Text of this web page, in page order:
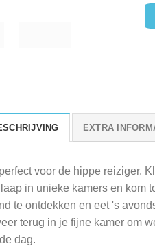
EXTRA
voor de hippe reiziger.
in unieke kamers en kom
te ontdekken en eet 's
terug in je fijne kamer om
dag.